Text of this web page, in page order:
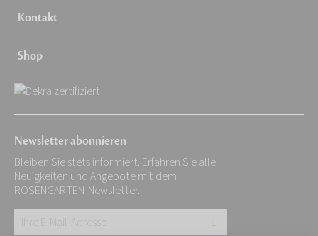
Kontakt
Shop
Newsletter abonnieren
Bleiben Sie stets informiert. Erfahren Sie alle
Neuigkeiten und Angebote mit dem
ROSENGARTEN-Newsletter.